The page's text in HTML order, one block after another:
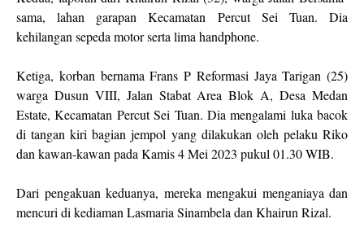
sama, lahan garapan Kecamatan Percut Sei Tuan. Dia
kehilangan sepeda motor serta lima handphone.
Ketiga, korban bernama Frans P Reformasi Jaya Tarigan (25)
warga Dusun VIII, Jalan Stabat Area Blok A, Desa Medan
Estate, Kecamatan Percut Sei Tuan. Dia mengalami luka bacok
di tangan kiri bagian jempol yang dilakukan oleh pelaku Riko
dan kawan-kawan pada Kamis 4 Mei 2023 pukul 01.30 WIB.
Dari pengakuan keduanya, mereka mengakui menganiaya dan
mencuri di kediaman Lasmaria Sinambela dan Khairun Rizal.